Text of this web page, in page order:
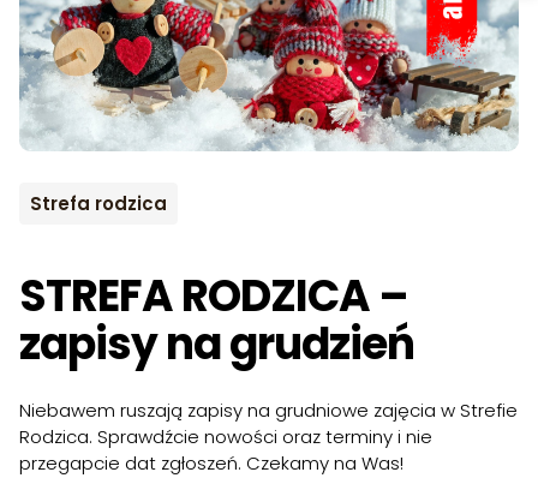
Strefa rodzica
STREFA RODZICA –
zapisy na grudzień
Niebawem ruszają zapisy na grudniowe zajęcia w Strefie
Rodzica. Sprawdźcie nowości oraz terminy i nie
przegapcie dat zgłoszeń. Czekamy na Was!